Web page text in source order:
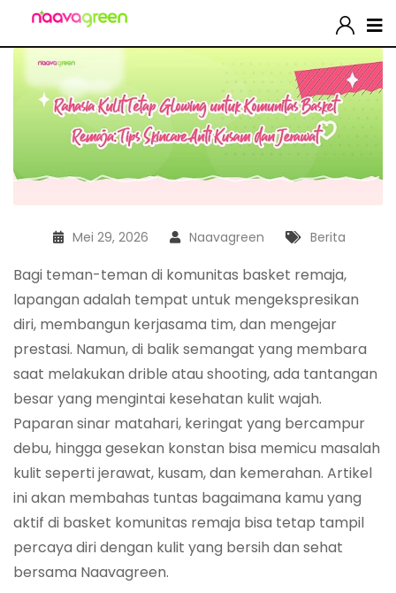
Mei 29, 2026 Naavagreen Berita
Bagi teman-teman di komunitas basket remaja,
lapangan adalah tempat untuk mengekspresikan
diri, membangun kerjasama tim, dan mengejar
prestasi. Namun, di balik semangat yang membara
saat melakukan drible atau shooting, ada tantangan
besar yang mengintai kesehatan kulit wajah.
Paparan sinar matahari, keringat yang bercampur
debu, hingga gesekan konstan bisa memicu masalah
kulit seperti jerawat, kusam, dan kemerahan. Artikel
ini akan membahas tuntas bagaimana kamu yang
aktif di basket komunitas remaja bisa tetap tampil
percaya diri dengan kulit yang bersih dan sehat
bersama Naavagreen.